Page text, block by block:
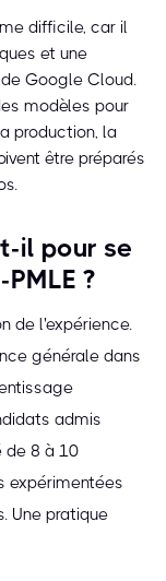
difficile, car il
et une
Google Cloud.
modèles pour
production, la
être préparés
il pour se
?
de l'expérience.
générale dans
admis
de 8 à 10
expérimentées
Une pratique